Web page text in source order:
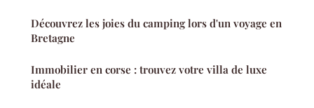
Découvrez les joies du camping lors d'un voyage en
Bretagne
Immobilier en corse : trouvez votre villa de luxe
idéale